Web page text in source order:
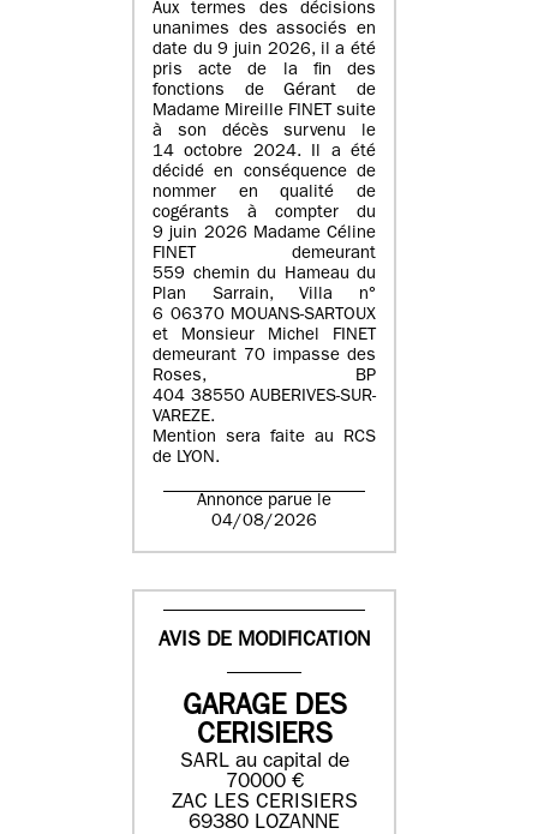
Aux termes des décisions
unanimes des associés en
date du 9 juin 2026, il a été
pris acte de la fin des
fonctions de Gérant de
Madame Mireille FINET suite
à son décès survenu le
14 octobre 2024. Il a été
décidé en conséquence de
nommer en qualité de
cogérants à compter du
9 juin 2026 Madame Céline
FINET demeurant
559 chemin du Hameau du
Plan Sarrain, Villa n°
6 06370 MOUANS-SARTOUX
et Monsieur Michel FINET
demeurant 70 impasse des
Roses, BP
404 38550 AUBERIVES-SUR-
VAREZE.
Mention sera faite au RCS
de LYON.
Annonce parue le
04/08/2026
AVIS DE MODIFICATION
GARAGE DES
CERISIERS
SARL au capital de
70000 €
ZAC LES CERISIERS
69380 LOZANNE